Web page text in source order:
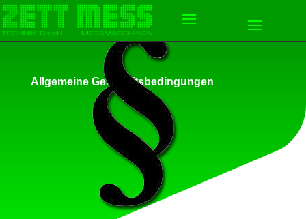
Allgemeine Geschäftsbedingungen